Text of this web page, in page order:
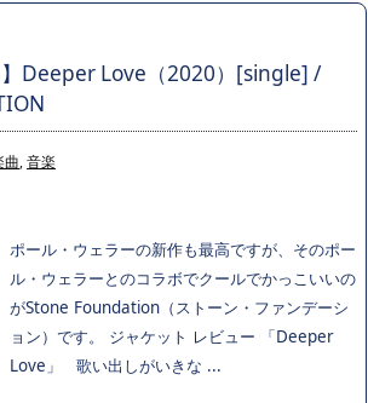
】Deeper Love（2020）[single] /
曲, 音楽
ポール・ウェラーの新作も最高ですが、そのポー
ル・ウェラーとのコラボでクールでかっこいいの
がStone Foundation（ストーン・ファンデーシ
ョン）です。 ジャケット レビュー 「Deeper
Love」 歌い出しがいきな ...